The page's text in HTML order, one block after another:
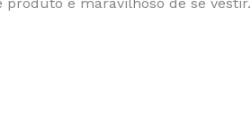
produto é maravilhoso de se vestir.